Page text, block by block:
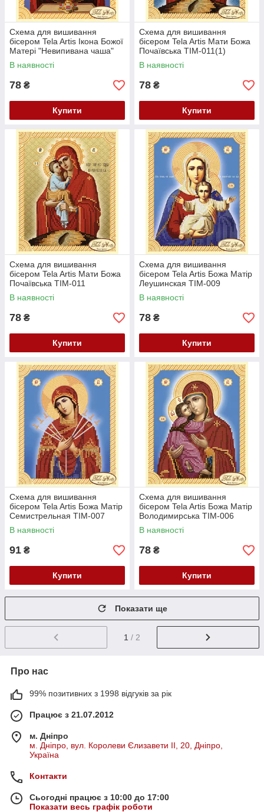
Схема для вишивання
бісером Tela Artis Ікона Божої
Матері "Невипивана чаша"
ТІМ-012
В наявності
78 ₴
Купити
Схема для вишивання
бісером Tela Artis Мати Божа
Почаївська ТІМ-011(1)
В наявності
78 ₴
Купити
Схема для вишивання
бісером Tela Artis Мати Божа
Почаївська ТІМ-011
В наявності
78 ₴
Купити
Схема для вишивання
бісером Tela Artis Божа Матір
Леушинская ТІМ-009
В наявності
78 ₴
Купити
Схема для вишивання
бісером Tela Artis Божа Матір
Семистрельная ТІМ-007
В наявності
91 ₴
Купити
Схема для вишивання
бісером Tela Artis Божа Матір
Володимирська ТІМ-006
В наявності
78 ₴
Купити
Показати ще
1 / 2
Про нас
99% позитивних з 1998 відгуків за рік
Працює з 21.07.2012
м. Дніпро
м. Дніпро, вул. Королеви Єлизавети ІІ, 20, Дніпро,
Україна
Контакти
Сьогодні працює з 10:00 до 17:00
Показати весь графік роботи